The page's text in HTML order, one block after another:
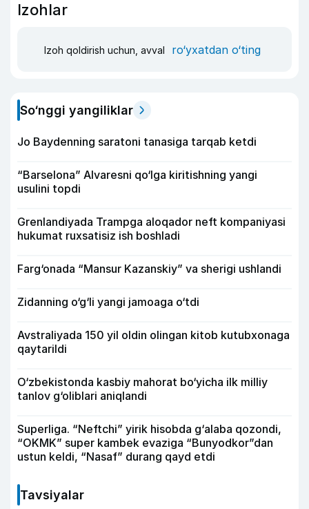
Izohlar
Izoh qoldirish uchun, avval ro‘yxatdan o‘ting
So‘nggi yangiliklar
Jo Baydenning saratoni tanasiga tarqab ketdi
“Barselona” Alvaresni qo‘lga kiritishning yangi
usulini topdi
Grenlandiyada Trampga aloqador neft kompaniyasi
hukumat ruxsatisiz ish boshladi
Farg‘onada “Mansur Kazanskiy” va sherigi ushlandi
Zidanning o‘g‘li yangi jamoaga o‘tdi
Avstraliyada 150 yil oldin olingan kitob kutubxonaga
qaytarildi
O‘zbekistonda kasbiy mahorat bo‘yicha ilk milliy
tanlov g‘oliblari aniqlandi
Superliga. “Neftchi” yirik hisobda g‘alaba qozondi,
“OKMK” super kambek evaziga “Bunyodkor”dan
ustun keldi, “Nasaf” durang qayd etdi
Tavsiyalar